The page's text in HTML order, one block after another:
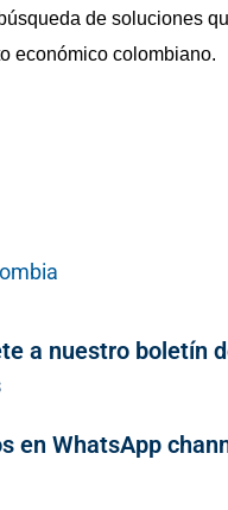
de soluciones
económico colombiano.
a nuestro boletín
en WhatsApp